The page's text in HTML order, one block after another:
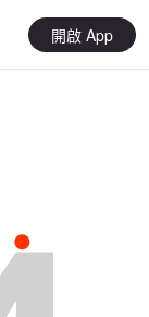
開啟 App